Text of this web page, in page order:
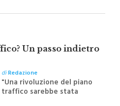
Un passo indietro
"Una rivoluzione del piano
traffico sarebbe stata
efficace se preceduta da
una rivoluzione culturale"